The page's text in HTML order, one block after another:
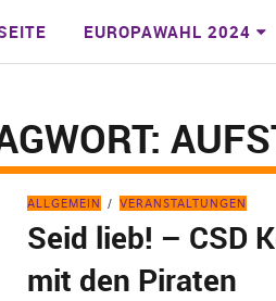
EUROPAWAHL 2024
ALLGEMEIN VERANSTALTUNGEN
Seid lieb! – CSD
mit den Piraten